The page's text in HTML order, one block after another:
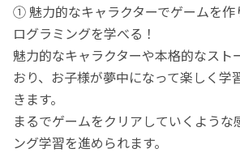
① 魅力的なキャラクターでゲームを作
ログラミングを学べる！
魅力的なキャラクターや本格的なスト
おり、お子様が夢中になって楽しく学
きます。
まるでゲームをクリアしていくような
ング学習を進められます。